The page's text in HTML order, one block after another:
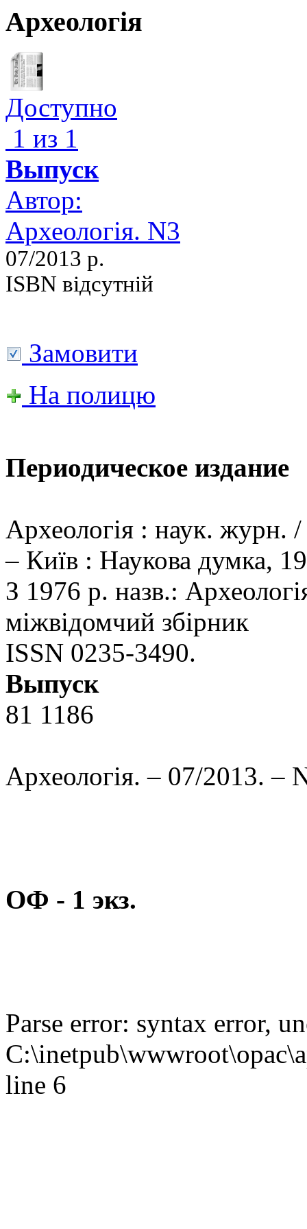
Археологія
Доступно
1 из 1
Выпуск
Автор:
Археологія. N3
07/2013 р.
ISBN відсутній
Замовити
На полицю
Периодическое издание
Археологія : наук. журн.
– Київ : Наукова думка,
З 1976 р. назв.:
міжвідомчий збірник
ISSN 0235-3490.
Выпуск
81 1186
Археологія. – 07/2013. –
ОФ - 1 экз.
Parse error: syntax error,
line 6